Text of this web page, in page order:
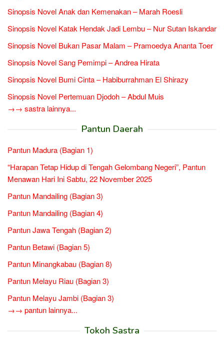
Sinopsis Novel Anak dan Kemenakan – Marah Roesli
Sinopsis Novel Katak Hendak Jadi Lembu – Nur Sutan Iskandar
Sinopsis Novel Bukan Pasar Malam – Pramoedya Ananta Toer
Sinopsis Novel Sang Pemimpi – Andrea Hirata
Sinopsis Novel Bumi Cinta – Habiburrahman El Shirazy
Sinopsis Novel Pertemuan Djodoh – Abdul Muis
→→ sastra lainnya...
Pantun Daerah
Pantun Madura (Bagian 1)
“Harapan Tetap Hidup di Tengah Gelombang Negeri”, Pantun
Menawan Hari Ini Sabtu, 22 November 2025
Pantun Mandailing (Bagian 3)
Pantun Mandailing (Bagian 4)
Pantun Jawa Tengah (Bagian 2)
Pantun Betawi (Bagian 5)
Pantun Minangkabau (Bagian 8)
Pantun Melayu Riau (Bagian 3)
Pantun Melayu Jambi (Bagian 3)
→→ pantun lainnya...
Tokoh Sastra